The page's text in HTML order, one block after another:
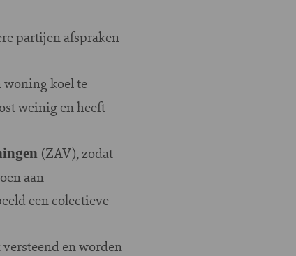
partijen afspraken
koel te
weinig en heeft
(ZAV), zodat
aan
een colectieve
en worden